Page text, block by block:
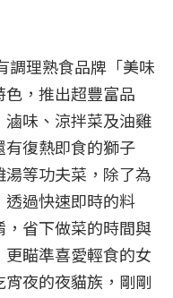
調理熟食品牌「美味
，推出超豐富品
味、涼拌菜及油雞
復熱即食的獅子
等功夫菜，除了為
過快速即時的料
省下做菜的時間與
瞄準喜愛輕食的女
夜的夜貓族，剛剛